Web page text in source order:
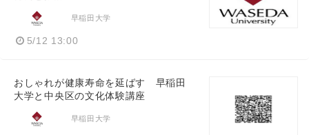
早稲田大学
5/12 13:00
おしゃれが健康寿命を延ばす 早稲田
大学と中央区の文化体験講座
早稲田大学